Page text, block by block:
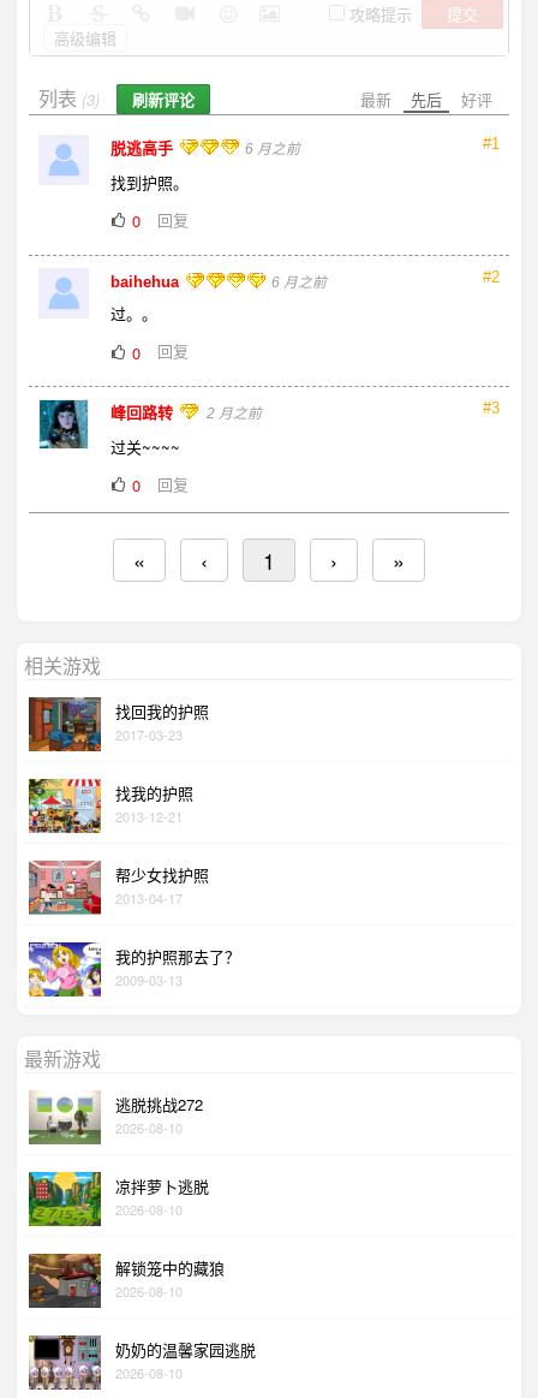
攻略提示
提交
高级编辑
最新 先后 好评
列表 (3) 刷新评论
#1
脱逃高手 6 月之前
找到护照。
0
回复
#2
baihehua 6 月之前
过。。
0
回复
#3
峰回路转 2 月之前
过关~~~~
0
回复
« ‹ 1 › »
相关游戏
找回我的护照
2017-03-23
找我的护照
2013-12-21
帮少女找护照
2013-04-17
我的护照那去了？
2009-03-13
最新游戏
逃脱挑战272
2026-08-10
凉拌萝卜逃脱
2026-08-10
解锁笼中的藏狼
2026-08-10
奶奶的温馨家园逃脱
2026-08-10